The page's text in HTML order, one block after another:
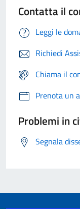
Contatta il
Leggi le
Richiedi
Chiama il
Prenota un
Problemi in
Segnala